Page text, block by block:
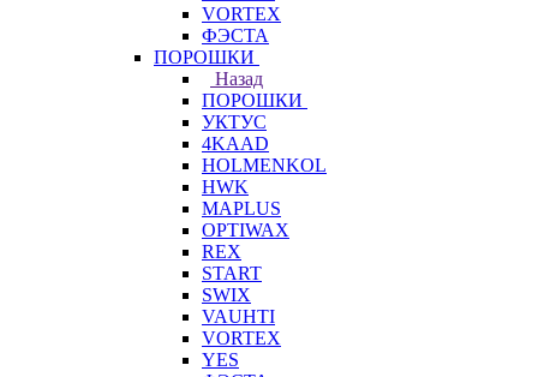
VORTEX
ФЭСТА
ПОРОШКИ
Назад
ПОРОШКИ
УКТУС
4KAAD
HOLMENKOL
HWK
MAPLUS
OPTIWAX
REX
START
SWIX
VAUHTI
VORTEX
YES